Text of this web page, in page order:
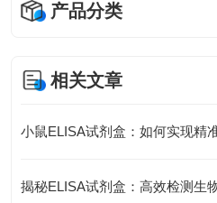
产品分类
相关文章
小鼠ELISA试剂盒：如何实现精
揭秘ELISA试剂盒：高效检测生